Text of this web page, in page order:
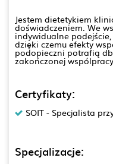
Jestem dietetykiem
doświadczeniem. We
indywidualne
dzięki czemu efekty
podopieczni potrafią
zakończonej wspólpracy.
Certyfikaty:
SOIT - Specjalista
Specjalizacje: